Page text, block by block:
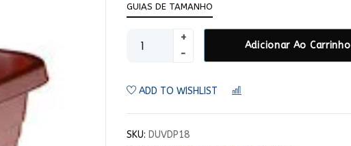
GUIAS DE TAMANHO
Adicionar Ao Carrinho
ADD TO WISHLIST
SKU: DUVDP18